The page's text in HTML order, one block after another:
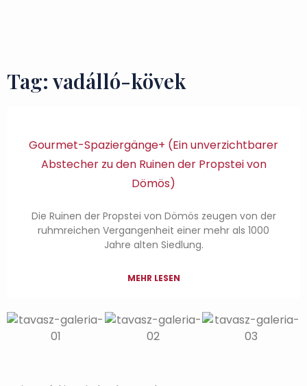
Tag: vadálló-kövek
Gourmet-Spaziergänge+ (Ein unverzichtbarer
Abstecher zu den Ruinen der Propstei von
Dömös)
Die Ruinen der Propstei von Dömös zeugen von der
ruhmreichen Vergangenheit einer mehr als 1000
Jahre alten Siedlung.
MEHR LESEN